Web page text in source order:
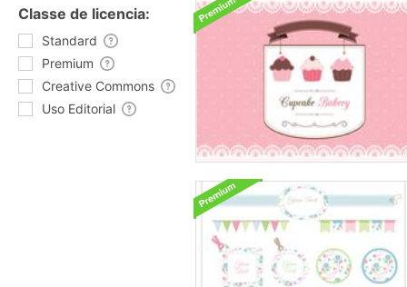
Classe de licencia:
Standard
Premium
Creative Commons
Uso Editorial